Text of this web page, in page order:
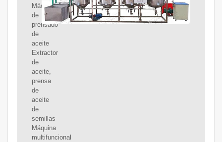
Máquina
de
prensado
de
aceite
Extractor
de
aceite,
prensa
de
aceite
de
semillas
Máquina
multifuncional